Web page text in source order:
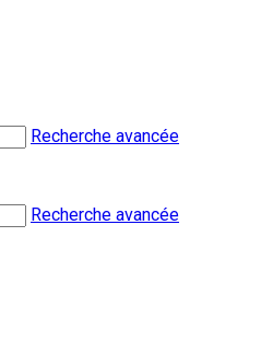
Recherche avancée
Recherche avancée